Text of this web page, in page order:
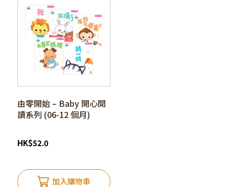
由零開始 – Baby 開心閱
讀系列 (06-12 個月)
HK$52.0
加入購物車